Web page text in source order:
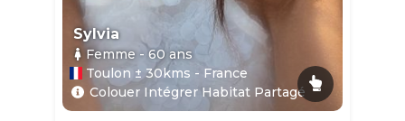
Sylvia
Femme - 60ans
Toulon ± 30kms - France
Colouer Intégrer Habitat Partagé